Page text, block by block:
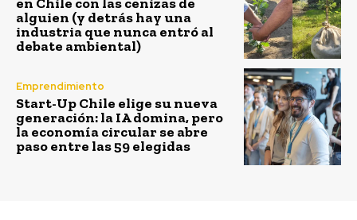
alguien (y detrás hay una
industria que nunca entró al
debate ambiental)
Emprendimiento
Start-Up Chile elige su nueva
generación: la IA domina, pero
la economía circular se abre
paso entre las 59 elegidas